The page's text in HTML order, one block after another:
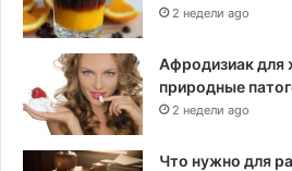
2 недели ago
Афродизиак
природные
2 недели ago
Что нужно для